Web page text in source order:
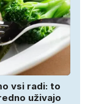
vsi radi: to
uživajo